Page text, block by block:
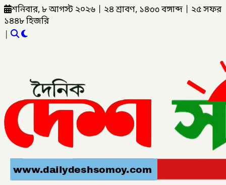
শনিবার, ৮ আগস্ট ২০২৬ ২৪ শ্রাবণ, ১৪৩৩ বঙ্গাব্দ
২৫ সফর
১৪৪৮ হিজরি
|